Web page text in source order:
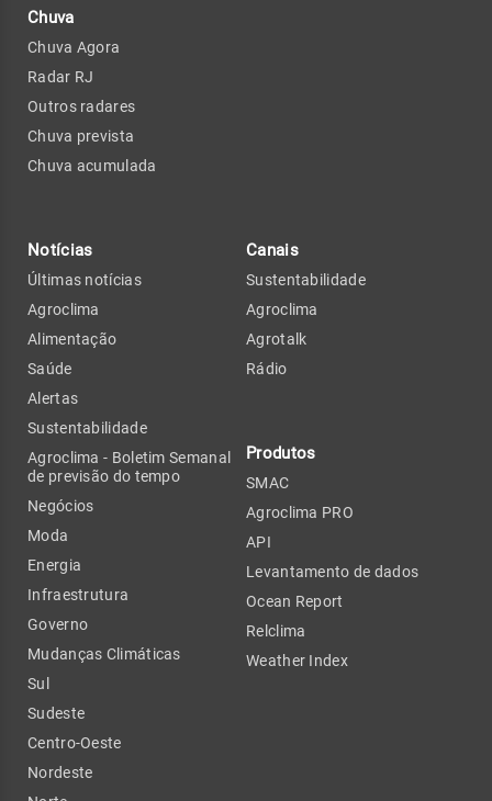
Chuva
Chuva Agora
Radar RJ
Outros radares
Chuva prevista
Chuva acumulada
Notícias
Últimas notícias
Agroclima
Alimentação
Saúde
Alertas
Sustentabilidade
Agroclima - Boletim Semanal
de previsão do tempo
Negócios
Moda
Energia
Infraestrutura
Governo
Mudanças Climáticas
Sul
Sudeste
Centro-Oeste
Nordeste
Canais
Sustentabilidade
Agroclima
Agrotalk
Rádio
Produtos
SMAC
Agroclima PRO
API
Levantamento de dados
Ocean Report
Relclima
Weather Index